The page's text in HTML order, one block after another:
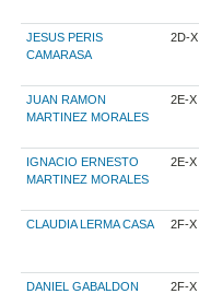
JESUS PERIS
CAMARASA
2D-X
JUAN RAMON
MARTINEZ MORALES
2E-X
IGNACIO ERNESTO
MARTINEZ MORALES
2E-X
CLAUDIA LERMA CASA 2F-X
DANIEL GABALDON
2F-X